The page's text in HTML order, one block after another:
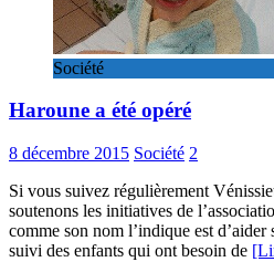
Société
Haroune a été opéré
8 décembre 2015 Société 2
Si vous suivez régulièrement
soutenons les initiatives de
comme son nom l’indique est
suivi des enfants qui ont besoin de